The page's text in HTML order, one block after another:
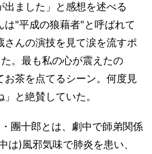
ました」と感想を述べる
は"平成の狼藉者"と呼ばれて
さんの演技を見て涙を流すポ
。最も私の心が震えたの
お茶を点てるシーン。何度見
と絶賛していた。
團十郎とは、劇中で師弟関係
は)風邪気味で肺炎を患い、